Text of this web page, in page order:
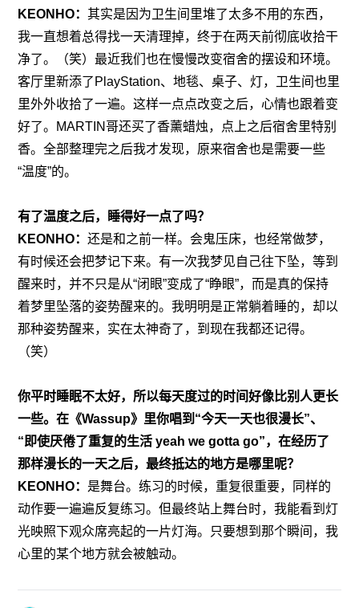
KEONHO：其实是因为卫生间里堆了太多不用的东西，
我一直想着总得找一天清理掉，终于在两天前彻底收拾干
净了。（笑）最近我们也在慢慢改变宿舍的摆设和环境。
客厅里新添了PlayStation、地毯、桌子、灯，卫生间也里
里外外收拾了一遍。这样一点点改变之后，心情也跟着变
好了。MARTIN哥还买了香薰蜡烛，点上之后宿舍里特别
香。全部整理完之后我才发现，原来宿舍也是需要一些
“温度”的。
有了温度之后，睡得好一点了吗？
KEONHO：还是和之前一样。会鬼压床，也经常做梦，
有时候还会把梦记下来。有一次我梦见自己往下坠，等到
醒来时，并不只是从“闭眼”变成了“睁眼”，而是真的保持
着梦里坠落的姿势醒来的。我明明是正常躺着睡的，却以
那种姿势醒来，实在太神奇了，到现在我都还记得。
（笑）
你平时睡眠不太好，所以每天度过的时间好像比别人更长
一些。在《Wassup》里你唱到“今天一天也很漫长”、
“即使厌倦了重复的生活 yeah we gotta go”，在经历了
那样漫长的一天之后，最终抵达的地方是哪里呢？
KEONHO： 是舞台。练习的时候，重复很重要，同样的
动作要一遍遍反复练习。但最终站上舞台时，我能看到灯
光映照下观众席亮起的一片灯海。只要想到那个瞬间，我
心里的某个地方就会被触动。